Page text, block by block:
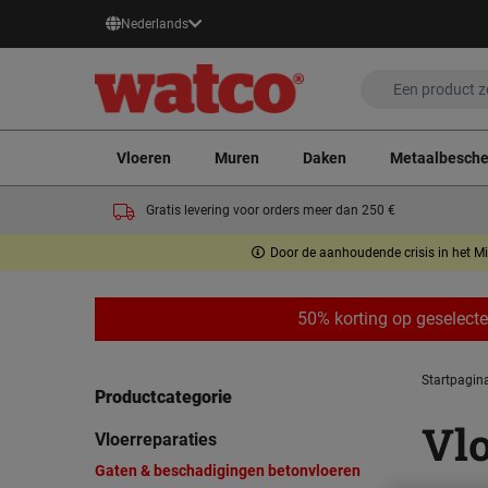
Nederlands
Vloeren Muren Daken
Gratis levering voor orders meer dan 250 €
Door de aanhoudende crisis in het
50% korting op
Productcategorie
Vloerreparaties
Gaten & beschadigingen betonvloeren